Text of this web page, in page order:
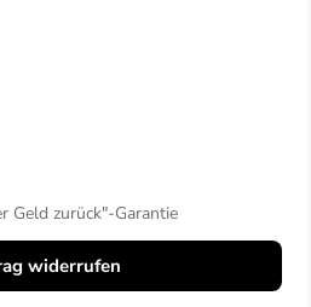
Geld zurück"-Garantie
widerrufen